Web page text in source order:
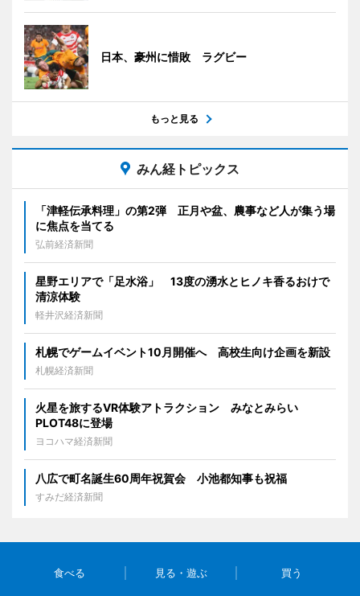
日本、豪州に惜敗 ラグビー
もっと見る
みん経トピックス
「津軽伝承料理」の第2弾 正月や盆、農事など人が集う場
に焦点を当てる
弘前経済新聞
星野エリアで「足水浴」 13度の湧水とヒノキ香るおけで
清涼体験
軽井沢経済新聞
札幌でゲームイベント10月開催へ 高校生向け企画を新設
札幌経済新聞
火星を旅するVR体験アトラクション みなとみらい
PLOT48に登場
ヨコハマ経済新聞
八広で町名誕生60周年祝賀会 小池都知事も祝福
すみだ経済新聞
食べる 見る・遊ぶ 買う